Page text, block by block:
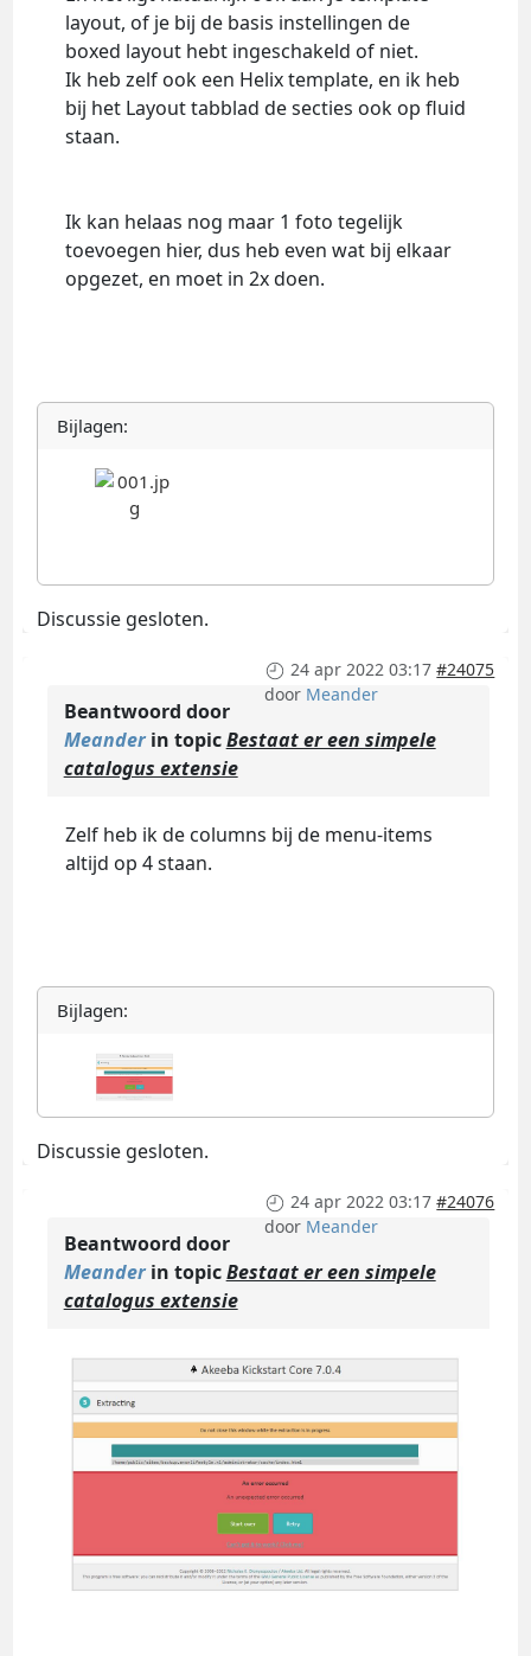
layout, of je bij de basis instellingen de
boxed layout hebt ingeschakeld of niet.
Ik heb zelf ook een Helix template, en ik heb
bij het Layout tabblad de secties ook op fluid
staan.
Ik kan helaas nog maar 1 foto tegelijk
toevoegen hier, dus heb even wat bij elkaar
opgezet, en moet in 2x doen.
Bijlagen:
Discussie gesloten.
24 apr 2022 03:17 #24075
door Meander
Beantwoord door
Meanderin topicBestaat er een simpele
catalogus extensie
Zelf heb ik de columns bij de menu-items
altijd op 4 staan.
Bijlagen:
Discussie gesloten.
24 apr 2022 03:17 #24076
door Meander
Beantwoord door
Meanderin topicBestaat er een simpele
catalogus extensie